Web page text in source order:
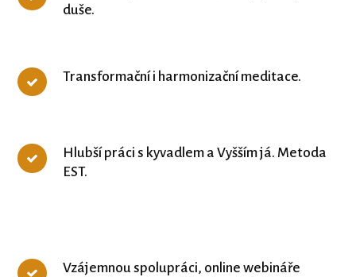
duše.
Transformační i harmonizační meditace.
Hlubší práci s kyvadlem a Vyšším já. Metoda
EST.
Vzájemnou spolupráci, online webináře